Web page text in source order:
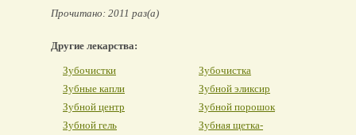
Прочитано: 2011 раз(а)
Другие лекарства:
Зубочистки
Зубочистка
Зубные капли
Зубной эликсир
Зубной центр
Зубной порошок
Зубной гель
Зубная щетка-